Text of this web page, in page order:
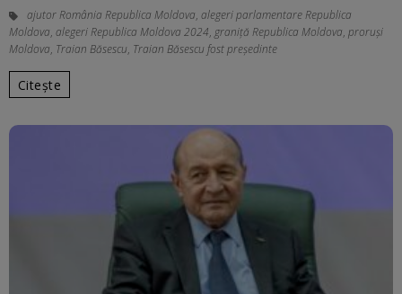
ajutor România Republica Moldova, alegeri parlamentare Republica
Moldova, alegeri Republica Moldova 2024, graniță Republica Moldova, proruși
Moldova, Traian Băsescu, Traian Băsescu fost președinte
Citește